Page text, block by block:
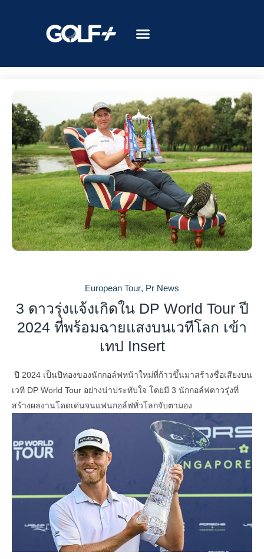
European Tour, Pr News
3 ดาวรุ่งแจ้งเกิดใน DP World Tour ปี
2024 ที่พร้อมฉายแสงบนเวทีโลก เข้า
เทป Insert
ปี 2024 เป็นปีทองของนักกอล์ฟหน้าใหม่ที่ก้าวขึ้นมาสร้างชื่อเสียงบน
เวที DP World Tour อย่างน่าประทับใจ โดยมี 3 นักกอล์ฟดาวรุ่งที่
สร้างผลงานโดดเด่นจนแฟนกอล์ฟทั่วโลกจับตามอง